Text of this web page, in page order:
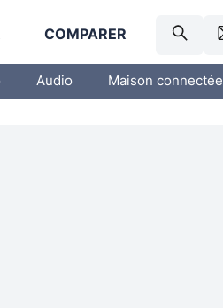
COMPARER
Audio Maison connectée